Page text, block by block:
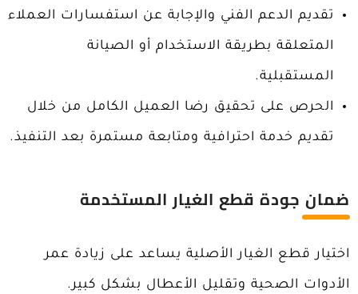
تقديم الدعم الفني والإجابة عن استفسارات العملاء
المتعلقة بطريقة الاستخدام أو الصيانة
المستقبلية.
الحرص على تحقيق رضا العميل الكامل من خلال
تقديم خدمة احترافية ومتابعة مستمرة بعد التنفيذ.
ضمان جودة قطع الغيار المستخدمة
اختيار قطع الغيار الأصلية يساعد على زيادة عمر
الأدوات الصحية وتقليل الأعطال بشكل كبير.